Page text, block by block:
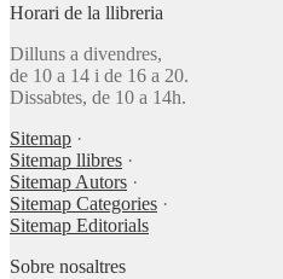
Horari de la llibreria
Dilluns a divendres,
de 10 a 14 i de 16 a 20.
Dissabtes, de 10 a 14h.
Sitemap ·
Sitemap llibres ·
Sitemap Autors ·
Sitemap Categories ·
Sitemap Editorials
Sobre nosaltres